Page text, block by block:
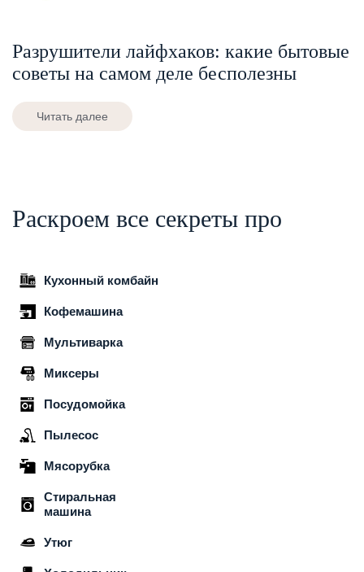
Разрушители лайфхаков: какие бытовые
советы на самом деле бесполезны
Читать далее
Раскроем все секреты про
Кухонный комбайн
Кофемашина
Мультиварка
Миксеры
Посудомойка
Пылесос
Мясорубка
Стиральная
машина
Утюг